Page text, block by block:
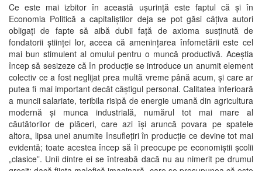
Ce este mai izbitor în această ușurință este faptul că și în
Economia Politică a capitaliștilor deja se pot găsi câțiva autori
obligați de fapte să aibă dubii față de axioma susținută de
fondatorii științei lor, aceea că amenințarea înfometării este cel
mai bun stimulent al omului pentru o muncă productivă. Aceștia
încep să sesizeze că în producție se introduce un anumit element
colectiv ce a fost neglijat prea multă vreme până acum, și care ar
putea fi mai important decât câștigul personal. Calitatea inferioară
a muncii salariate, teribila risipă de energie umană din agricultura
modernă și munca industrială, numărul tot mai mare al
căutătorilor de plăceri, care azi își aruncă povara pe spatele
altora, lipsa unei anumite însuflețiri în producție ce devine tot mai
evidentă; toate acestea încep să îi preocupe pe economiștii școlii
„clasice”. Unii dintre ei se întreabă dacă nu au nimerit pe drumul